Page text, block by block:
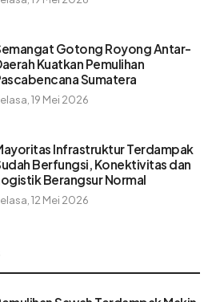
Gotong Royong Antar-
Kuatkan Pemulihan
Sumatera
19 Mei 2026
Infrastruktur Terdampak
Berfungsi, Konektivitas dan
Berangsur Normal
12 Mei 2026